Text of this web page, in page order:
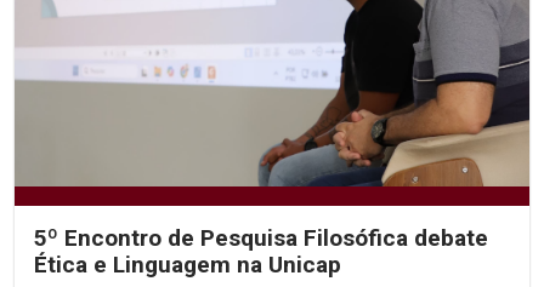
5º Encontro de Pesquisa Filosófica debate
Ética e Linguagem na Unicap